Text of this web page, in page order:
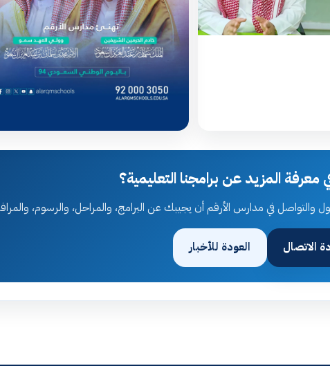
المزيد عن برامجنا التعليمية؟
والتواصل في مدارس الأرقم أن يجيبك عن البرامج، والمراحل، والرسوم،
الاتصال العودة للأخبار